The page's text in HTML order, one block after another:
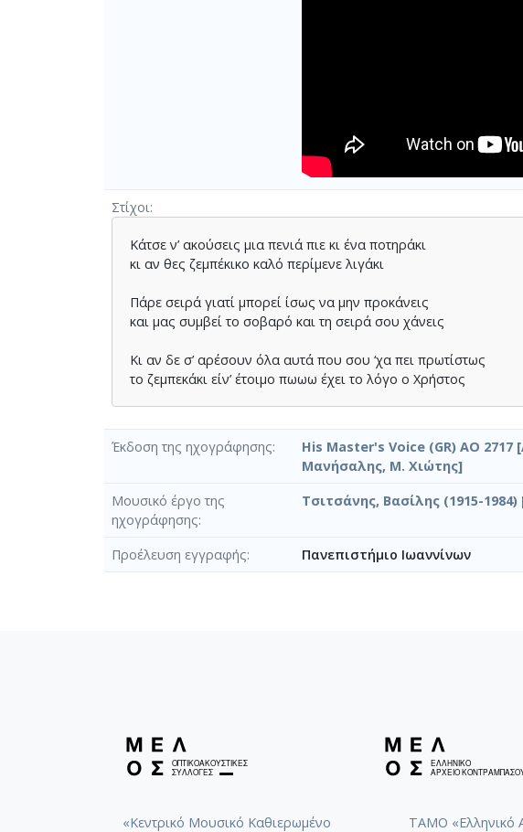
Στίχοι
Κάτσε ν’ ακούσεις µια πενιά πιε κι ένα ποτηράκι
κι αν θες ζεµπέκικο καλό περίµενε λιγάκι
Πάρε σειρά γιατί µπορεί ίσως να µην προκάνεις
και µας συµβεί το σοβαρό και τη σειρά σου χάνεις
Κι αν δε σ’ αρέσουν όλα αυτά που σου ‘χα πει πρωτίστως
το ζεµπεκάκι είν’ έτοιµο πωωω έχει το λόγο ο Χρήστος
Έκδοση της ηχογράφησης
His Master's Voice (GR) AO
Μανήσαλης, Μ. Χιώτης]
Μουσικό έργο της
ηχογράφησης
Τσιτσάνης, Βασίλης (1915-
Προέλευση εγγραφής Πανεπιστήμιο Ιωαννίνων
«Κεντρικό Μουσικό Καθιερωμένο ΤΑΜΟ «Ελληνικό